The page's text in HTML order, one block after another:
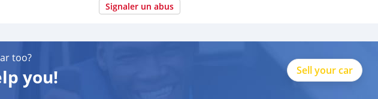
Signaler un abus
too?
you! Sell your car